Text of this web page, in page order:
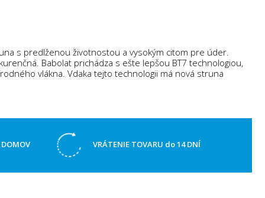
s predlženou životnostou a vysokým citom pre úder.
Babolat prichádza s ešte lepšou BT7 technologiou,
vlákna. Vdaka tejto technologii má nová struna
VRÁTENIE TOVARU do 14 DNÍ